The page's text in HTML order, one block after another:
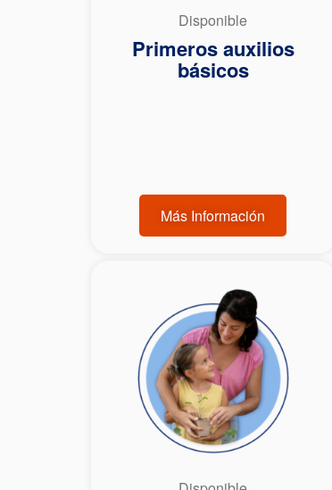
Disponible
Primeros auxilios
básicos
Más Información